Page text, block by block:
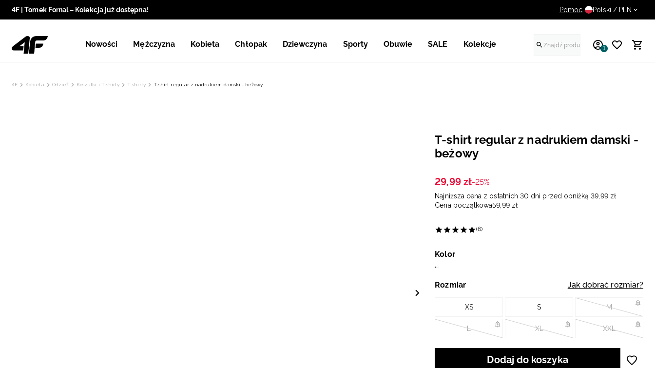
4F | Tomek Fornal – Kolekcja już dostępna! 14 dni na darmowy zwrot
Pomoc Polski / PLN
Nowości Mężczyzna Kobieta Chłopak Dziewczyna Sporty Obuwie SALE Kolekcje 1
4F Kobieta Odzież Koszulki i T-shirty T-shirty T-shirt regular z nadrukiem damski - beżowy
T-shirt regular z nadrukiem damski -
beżowy
29,99 zł-25%
Najniższa cena z ostatnich 30 dni przed obniżką 39 99 zł
Cena początkowa59 99 zł
(6)
Kolor
Rozmiar Jak dobrać rozmiar?
XS S M
L XL XXL
Dodaj do koszyka